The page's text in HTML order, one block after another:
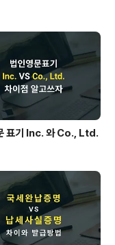
인
정
을
표기 Inc. 와 Co., Ltd.